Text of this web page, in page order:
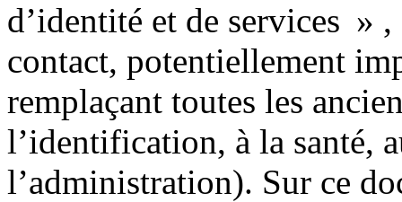
d’identité et de services »
contact, potentiellement
remplaçant toutes les
l’identification, à la santé,
l’administration). Sur ce